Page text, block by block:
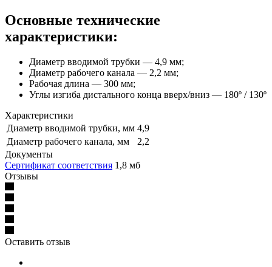
Основные технические
характеристики:
Диаметр вводимой трубки — 4,9 мм;
Диаметр рабочего канала — 2,2 мм;
Рабочая длина — 300 мм;
Углы изгиба дистального конца вверх/вниз — 180º / 130º
Характеристики
Диаметр вводимой трубки, мм 4,9
Диаметр рабочего канала, мм
2,2
Документы
Сертификат соответствия 1,8 мб
Отзывы
Оставить отзыв